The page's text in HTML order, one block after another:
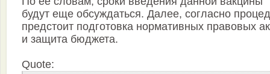
будут еще обсуждаться. Далее, согласно
предстоит подготовка нормативных правовых
и защита бюджета.
Quote: